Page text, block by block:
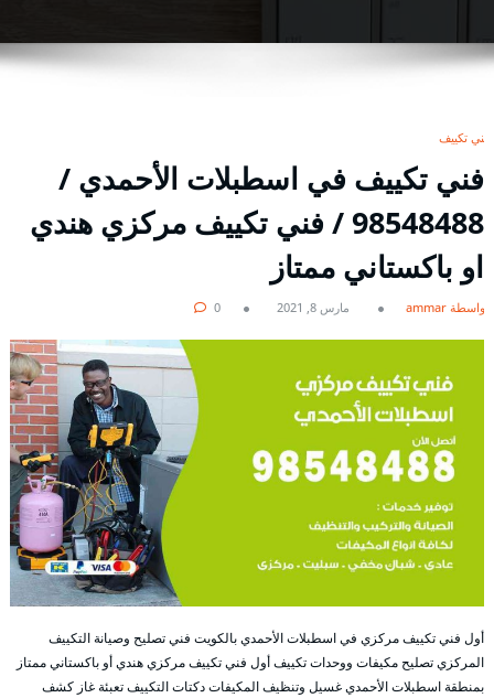
فني تكييف
فني تكييف في اسطبلات الأحمدي /
98548488 / فني تكييف مركزي هندي
او باكستاني ممتاز
بواسطة ammar مارس 8, 2021 0
أول فني تكييف مركزي في اسطبلات الأحمدي بالكويت فني تصليح وصيانة التكييف
المركزي تصليح مكيفات ووحدات تكييف أول فني تكييف مركزي هندي أو باكستاني ممتاز
بمنطقة اسطبلات الأحمدي غسيل وتنظيف المكيفات دكتات التكييف تعبئة غاز كشف